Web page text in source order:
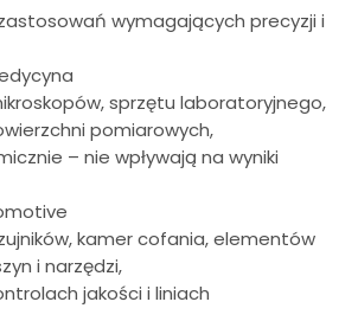
wymagających precyzji i
sprzętu laboratoryjnego,
pomiarowych,
– nie wpływają na wyniki
kamer cofania, elementów
i narzędzi,
jakości i liniach